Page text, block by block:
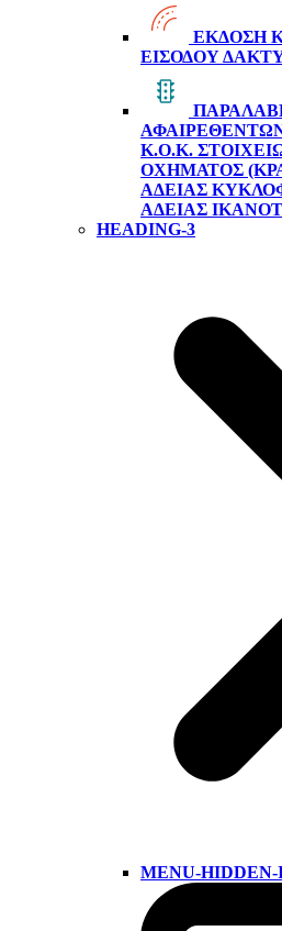
ΈΚΔΟΣΗ
ΕΙΣΌΔΟΥ
Κ.Ο.Κ.
ΟΧΉΜΑΤΟΣ
ΆΔΕΙΑΣ
ΆΔΕΙΑΣ
HEADING-3
MENU-